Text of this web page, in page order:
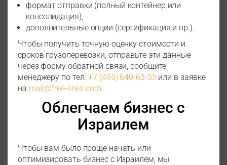
формат отправки (полный контейнер или
консолидация),
дополнительные опции (сертификация и пр.).
Чтобы получить точную оценку стоимости и
сроков грузоперевозки, отправьте эти данные
через форму обратной связи, сообщите
менеджеру по тел.+7 (495) 640-63-55или в заявке
на mail@free-lines.com.
Облегчаем бизнес с
Израилем
Чтобы вам было проще начать или
оптимизировать бизнес с Израилем, мы